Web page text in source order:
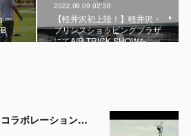
ー
2022.09.09 02:38
【軽井沢初上陸！】軽井沢・
プリンスショッピングプラザ
にてAIR TRICK SHOWを…
新作動画公開！和太鼓とコラボレーション！シマノバイカーズフェスティバル2025で空飛ぶチャリ【AIR TRICK SHOW】